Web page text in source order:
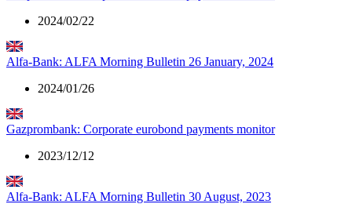
2024/02/22
Alfa-Bank: ALFA Morning Bulletin 26 January, 2024
2024/01/26
Gazprombank: Corporate eurobond payments monitor
2023/12/12
Alfa-Bank: ALFA Morning Bulletin 30 August, 2023